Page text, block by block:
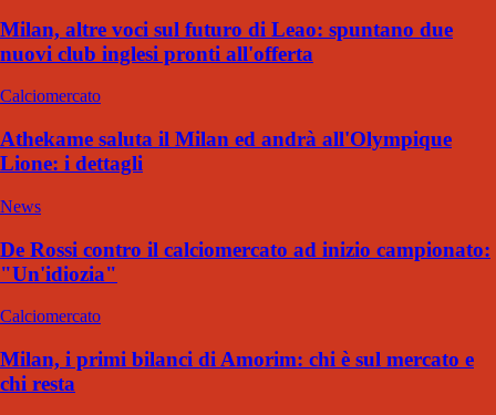
Milan, altre voci sul futuro di Leao: spuntano due
nuovi club inglesi pronti all'offerta
Calciomercato
Athekame saluta il Milan ed andrà all'Olympique
Lione: i dettagli
News
De Rossi contro il calciomercato ad inizio campionato:
"Un'idiozia"
Calciomercato
Milan, i primi bilanci di Amorim: chi è sul mercato e
chi resta